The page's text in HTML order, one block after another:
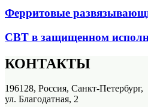
Ферритовые
СВТ в защищенном
КОНТАКТЫ
196128, Россия, Санкт-Петербург,
ул. Благодатная, 2